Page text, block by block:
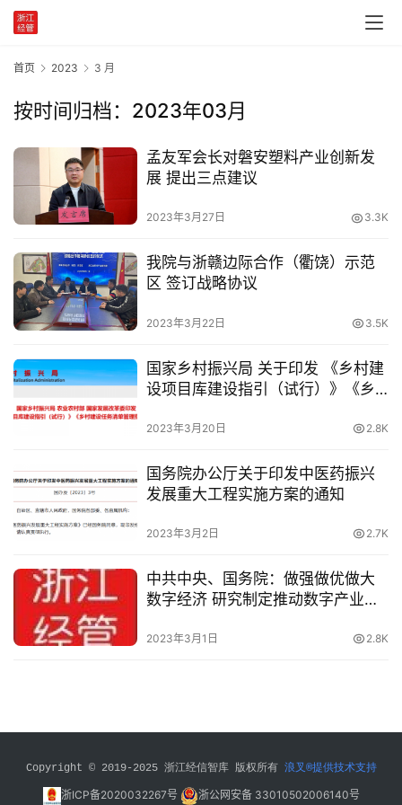
党
建
学
作
业
政
策
国
家
十
四
专
家
学
会
员
投
我
首页 2023 3 月
按时间归档：2023年03月
孟友军会长对磐安塑料产业创新发
展 提出三点建议
2023年3月27日 3.3K
我院与浙赣边际合作（衢饶）示范
区 签订战略协议
2023年3月22日 3.5K
国家乡村振兴局 关于印发 《乡村建
设项目库建设指引（试行）》《乡
行）》的通知
2023年3月20日 2.8K
国务院办公厅关于印发中医药振兴
发展重大工程实施方案的通知
2023年3月2日 2.7K
中共中央、国务院：做强做优做大
数字经济 研究制定推动数字产业高
2023年3月1日 2.8K
Copyright © 2019-2025 浙江经信智库 版权所有 浪叉®提供技术支持
浙ICP备2020032267号 浙公网安备 33010502006140号